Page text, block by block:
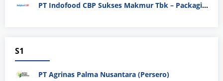
PT Indofood CBP Sukses Makmur Tbk – Packaging Division
S1
PT Agrinas Palma Nusantara (Persero)